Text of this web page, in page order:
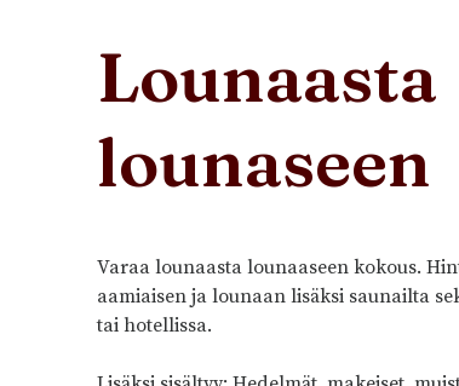
Lounaasta
lounaseen
Varaa lounaasta lounaaseen kokous.
aamiaisen ja lounaan lisäksi saunailta
tai hotellissa.